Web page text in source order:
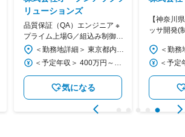
リューションズ
品質保証（QA）エンジニア ※
プライム上場G／組込み制御開
発に特化／残業月15h<5>
＜勤務地詳細＞ 東京都内／神奈川県内の各プロジェクト先 住所：東京都内もしくは神奈川県内 受動喫煙対策：屋内全面禁煙 変更の範囲：会社の定める事業所
＜予定年収＞ 400万円～700万円 ＜賃金形態＞ 月給制 ＜賃金内訳＞ 月額（基本給）：270,000円～475,000円 ＜月給＞ 270,000円～475,000円 ＜昇給有無＞ 有 ＜残業手当＞ 有 ＜給与補足＞ ※上記年収はあくまで目安となります。ご経験やキャリアに応じてご相談させてください。 ※残業手当：1分単位で全額支給 ■昇給：年1回（4月） ■賞与：年2回（6月・12月） 賃金はあくまでも目安の金額であり、選考を通じて上下する可能性があります。 月給(月額)は固定手当を含めた表記です。
気になる
【神奈川
ッサ開発(